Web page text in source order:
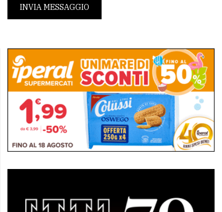
INVIA MESSAGGIO